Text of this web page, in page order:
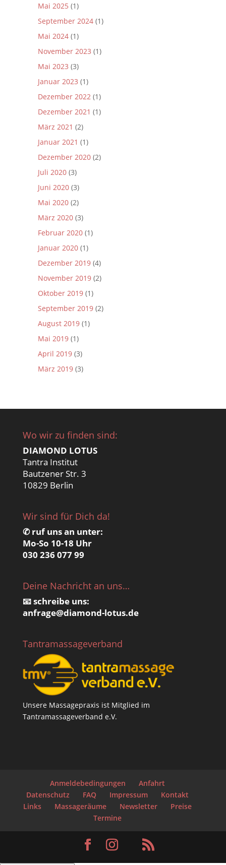
Mai 2025 (1)
September 2024(1)
Mai 2024(1)
November 2023 (1)
Mai 2023 (3)
Januar 2023 (1)
Dezember 2022 (1)
Dezember 2021 (1)
März 2021 (2)
Januar 2021 (1)
Dezember 2020(2)
Juli 2020(3)
Juni 2020(3)
Mai 2020(2)
März 2020(3)
Februar 2020(1)
Januar 2020(1)
Dezember 2019(4)
November 2019(2)
Oktober 2019(1)
September 2019(2)
August 2019(1)
Mai 2019(1)
April 2019(3)
März 2019(3)
Wo wir zu finden sind:
DIAMOND LOTUS
Tantra Institut
Bautzener Str. 3
10829 Berlin
Wir sind für Dich da!
✆ ruf uns an unter:
Mo-So 10-18 Uhr
030 236 077 99
Deine Nachricht an uns…
📧 schreibe uns:
anfrage@diamond-lotus.de
Tantramassageverband
Unsere Massagepraxis ist Mitglied im
Tantramassageverband e.V.
Anmeldebedingungen
Anfahrt
Datenschutz
FAQ Impressum
Kontakt
Links
Massageräume Newsletter
Preise
Termine